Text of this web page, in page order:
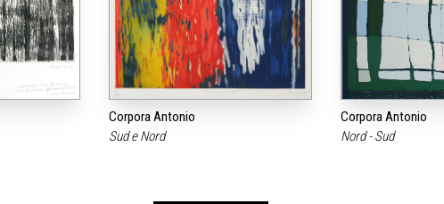
Corpora Antonio
Sud e Nord
Corpora Antonio
Nord - Sud